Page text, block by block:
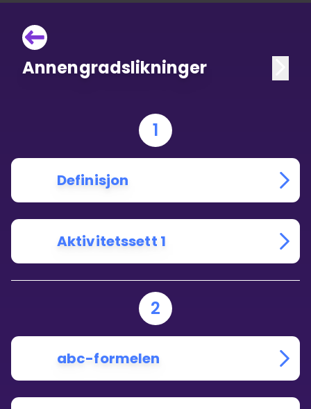
Annengradslikninger
1
Definisjon
Aktivitetssett 1
2
abc-formelen